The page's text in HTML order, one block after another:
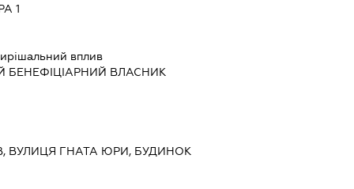
1
вплив
БЕНЕФІЦІАРНИЙ ВЛАСНИК
ВУЛИЦЯ ГНАТА ЮРИ, БУДИНОК